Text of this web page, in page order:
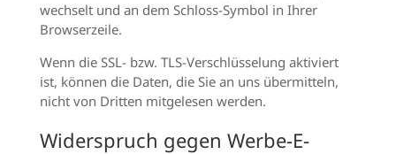
wechselt und an dem Schloss-Symbol in Ihrer
Browserzeile.
Wenn die SSL- bzw. TLS-Verschlüsselung aktiviert
ist, können die Daten, die Sie an uns übermitteln,
nicht von Dritten mitgelesen werden.
Widerspruch gegen Werbe-E-